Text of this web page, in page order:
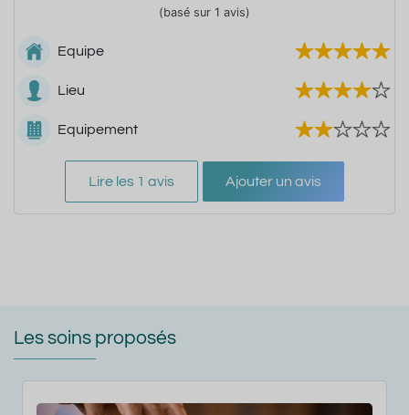
(basé sur 1 avis)
Equipe
Lieu
Equipement
Lire les 1 avis Ajouter un avis
Les soins proposés